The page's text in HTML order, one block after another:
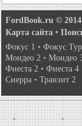
FordBook.ru ©
Карта сайта •
Фокус 1 • Фокус
Мондео 2 • Мондео
Фиеста 2 • Фиеста 4
Сиерра • Транзит 2